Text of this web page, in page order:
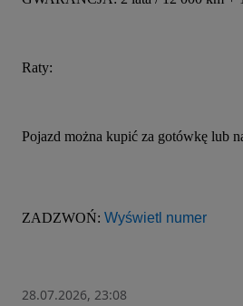
Raty:
Pojazd można kupić za gotówkę lub
ZADZWOŃ: Wyświetl numer
28.07.2026, 23:08